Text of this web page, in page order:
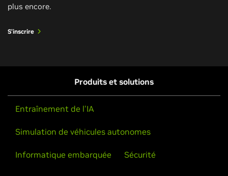
plus encore.
S'inscrire
Produits et solutions
Entraînement de l'IA
Simulation de véhicules autonomes
Informatique embarquée Sécurité